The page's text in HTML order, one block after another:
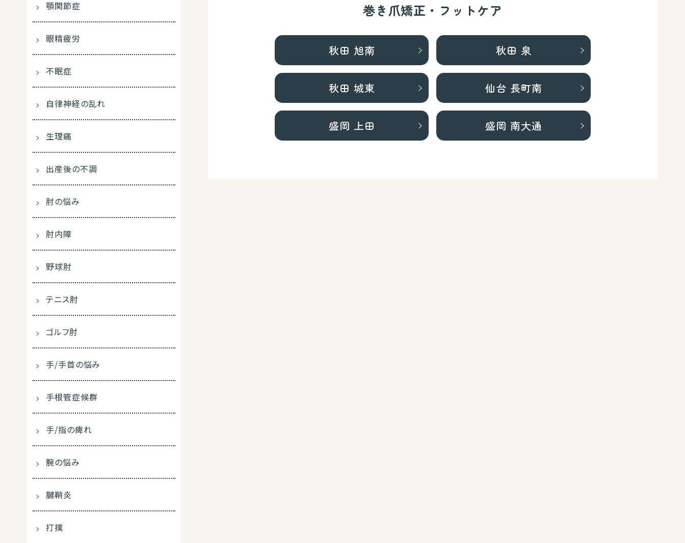
巻き爪矯正・フットケア
秋田 旭南 秋田 泉
秋田 城東 仙台 長町南
盛岡 上田 盛岡 南大通
顎関節症
眼精疲労
不眠症
自律神経の乱れ
生理痛
出産後の不調
肘の悩み
肘内障
野球肘
テニス肘
ゴルフ肘
手/手首の悩み
手根管症候群
手/指の痺れ
腕の悩み
腱鞘炎
打撲